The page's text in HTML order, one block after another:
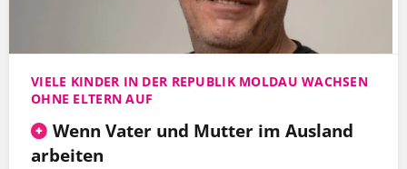
VIELE KINDER IN DER REPUBLIK MOLDAU WACHSEN
OHNE ELTERN AUF
Wenn Vater und Mutter im Ausland
arbeiten